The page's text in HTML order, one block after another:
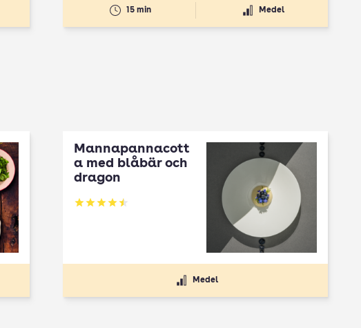
15 min Medel
Mannapannacott
a med blåbär och
dragon
Betyg: 4.5 av 5
Medel